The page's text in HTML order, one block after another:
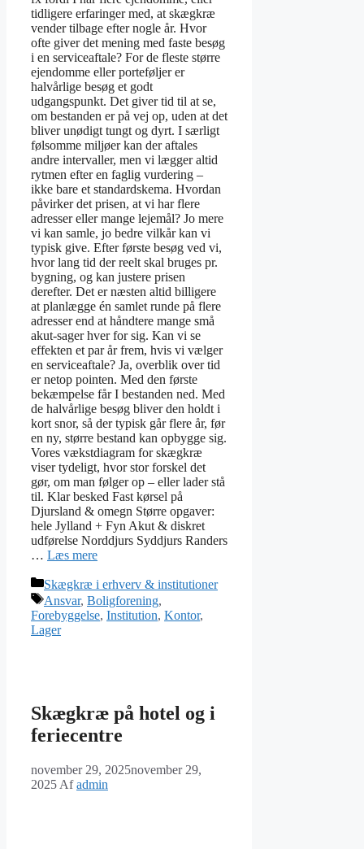
tidligere erfaringer med, at skægkræ
vender tilbage efter nogle år. Hvor
ofte giver det mening med faste besøg
i en serviceaftale? For de fleste større
ejendomme eller porteføljer er
halvårlige besøg et godt
udgangspunkt. Det giver tid til at se,
om bestanden er på vej op, uden at det
bliver unødigt tungt og dyrt. I særligt
følsomme miljøer kan der aftales
andre intervaller, men vi lægger altid
rytmen efter en faglig vurdering –
ikke bare et standardskema. Hvordan
påvirker det prisen, at vi har flere
adresser eller mange lejemål? Jo mere
vi kan samle, jo bedre vilkår kan vi
typisk give. Efter første besøg ved vi,
hvor lang tid der reelt skal bruges pr.
bygning, og kan justere prisen
derefter. Det er næsten altid billigere
at planlægge én samlet runde på flere
adresser end at håndtere mange små
akut-sager hver for sig. Kan vi se
effekten et par år frem, hvis vi vælger
en serviceaftale? Ja, overblik over tid
er netop pointen. Med den første
bekæmpelse får I bestanden ned. Med
de halvårlige besøg bliver den holdt i
kort snor, så der typisk går flere år, før
en ny, større bestand kan opbygge sig.
Vores vækstdiagram for skægkræ
viser tydeligt, hvor stor forskel det
gør, om man følger op – eller lader stå
til. Klar besked Fast kørsel på
Djursland & omegn Større opgaver:
hele Jylland + Fyn Akut & diskret
udførelse Norddjurs Syddjurs Randers
… Læs mere
Skægkræ i erhverv & institutioner
Ansvar, Boligforening,
Forebyggelse, Institution, Kontor,
Lager
Skægkræ på hotel og i
feriecentre
november 29, 2025november 29,
2025 Afadmin